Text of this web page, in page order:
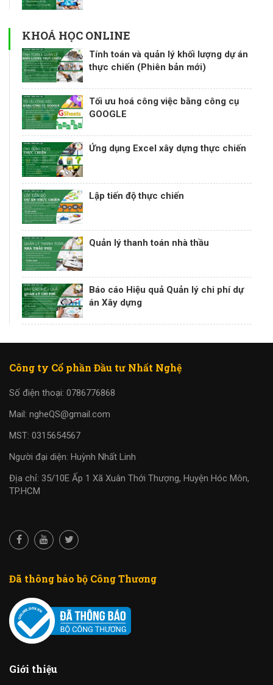
KHOÁ HỌC ONLINE
Tính toán và quản lý khối lượng dự án
thực chiến (Phiên bản mới)
Tối ưu hoá công việc bằng công cụ
GOOGLE
Ứng dụng Excel xây dựng thực chiến
Lập tiến độ thực chiến
Quản lý thanh toán nhà thầu
Báo cáo Hiệu quả Quản lý chi phí dự
án Xây dựng
Công ty Cổ phần Đầu tư Nhất Nghệ
Số điện thoại: 0786776868
Mail: ngheQS@gmail.com
MST: 0315654567
Người đại diện: Huỳnh Nhất Linh
Địa chỉ: 35/10E Ấp 1 Xã Xuân Thới Thượng, Huyện Hóc Môn,
TP.HCM
Đã thông báo bộ Công Thương
Giới thiệu